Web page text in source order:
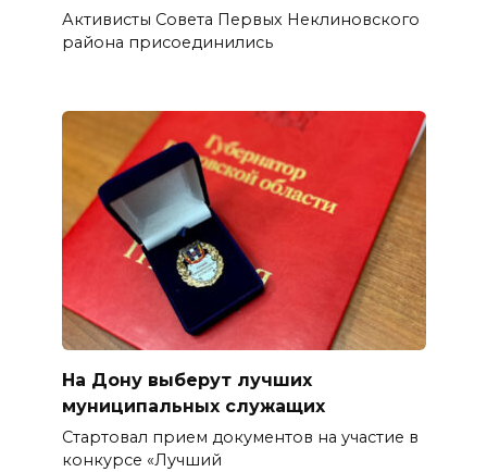
Активисты Совета Первых Неклиновского
района присоединились
На Дону выберут лучших
муниципальных служащих
Стартовал прием документов на участие в
конкурсе «Лучший